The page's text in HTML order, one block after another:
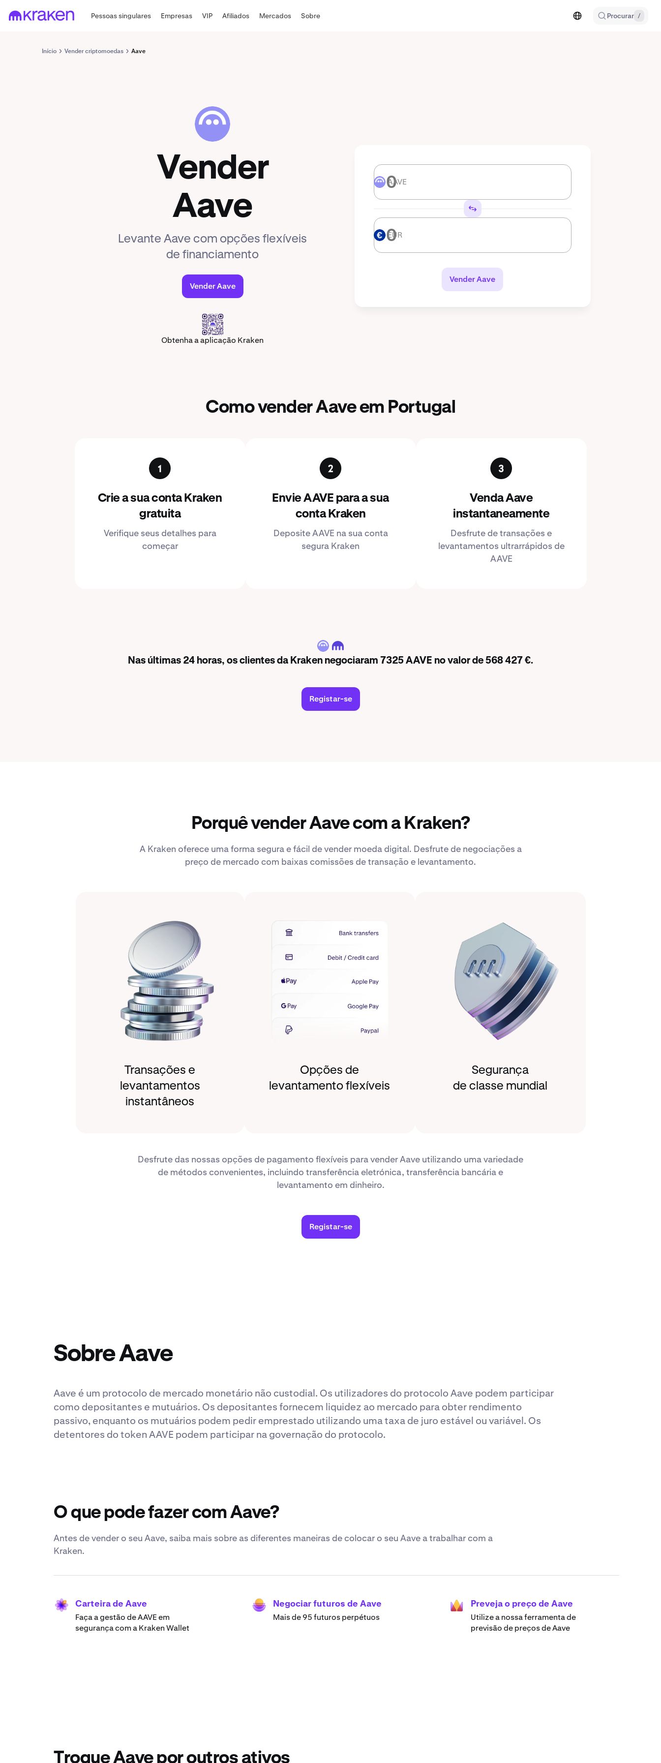
Pessoas singulares Empresas VIP Afiliados Mercados Sobre Procurar /
Início Vender criptomoedas Aave
AAVE
Vender
Aave
Levante Aave com opções flexíveis
de financiamento
Vender Aave
Obtenha a aplicação Kraken
AAVE AAVE
EUR EUR
Vender Aave
Como vender Aave em Portugal
Crie a sua conta Kraken
gratuita
Verifique seus detalhes para
começar
Envie AAVE para a sua
conta Kraken
Deposite AAVE na sua conta
segura Kraken
Venda Aave
instantaneamente
Desfrute de transações e
levantamentos ultrarrápidos de
AAVE
AAVE
Nas últimas 24 horas, os clientes da Kraken negociaram 7325 AAVE no valor de 568 427 €.
Registar-se
Porquê vender Aave com a Kraken?
A Kraken oferece uma forma segura e fácil de vender moeda digital. Desfrute de negociações a
preço de mercado com baixas comissões de transação e levantamento.
Transações e
levantamentos
instantâneos
Opções de
levantamento flexíveis
Segurança
de classe mundial
Desfrute das nossas opções de pagamento flexíveis para vender Aave utilizando uma variedade
de métodos convenientes, incluindo transferência eletrónica, transferência bancária e
levantamento em dinheiro.
Registar-se
Sobre Aave
Aave é um protocolo de mercado monetário não custodial. Os utilizadores do protocolo Aave podem participar
como depositantes e mutuários. Os depositantes fornecem liquidez ao mercado para obter rendimento
passivo, enquanto os mutuários podem pedir emprestado utilizando uma taxa de juro estável ou variável. Os
detentores do token AAVE podem participar na governação do protocolo.
O que pode fazer com Aave?
Antes de vender o seu Aave, saiba mais sobre as diferentes maneiras de colocar o seu Aave a trabalhar com a
Kraken.
Carteira de Aave
Faça a gestão de AAVE em
segurança com a Kraken Wallet
Negociar futuros de Aave
Mais de 95 futuros perpétuos
Preveja o preço de Aave
Utilize a nossa ferramenta de
previsão de preços de Aave
Troque Aave por outros ativos